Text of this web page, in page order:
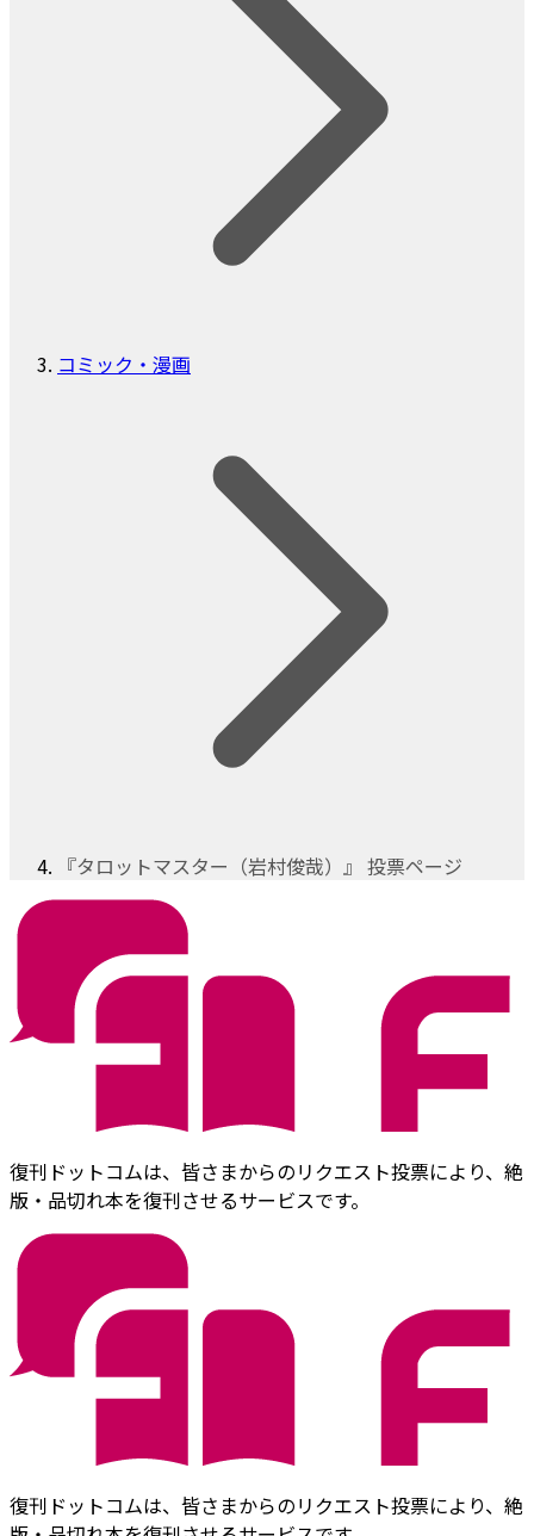
コミック・漫画
『タロットマスター（岩村俊哉）』 投票ページ
復刊ドットコムは、皆さまからのリクエスト投票により、絶
版・品切れ本を復刊させるサービスです。
復刊ドットコムは、皆さまからのリクエスト投票により、絶